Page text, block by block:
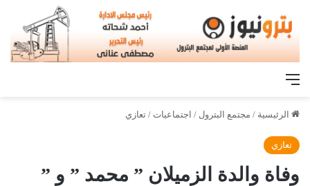
القائمة
الرئيسية / مجتمع البترول / اجتماعيات / تعازي
تعازي
وفاة والدة الزميلان ” محمد ” و ”